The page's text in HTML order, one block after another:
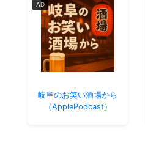
AD
岐阜のお笑い酒場から
（ApplePodcast）